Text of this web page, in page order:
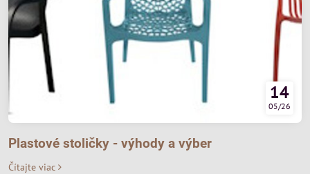
14
05/26
Plastové stoličky - výhody a výber
Čítajte viac